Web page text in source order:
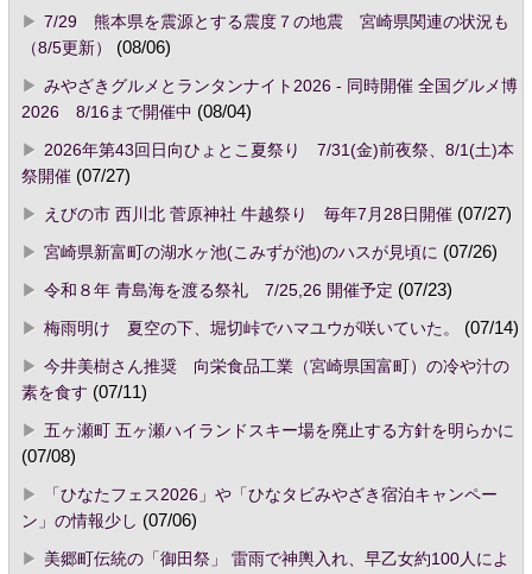
7/29 熊本県を震源とする震度７の地震 宮崎県関連の状況も
（8/5更新）
(08/06)
みやざきグルメとランタンナイト2026 - 同時開催 全国グルメ博
2026 8/16まで開催中 (08/04)
2026年第43回日向ひょとこ夏祭り 7/31(金)前夜祭、8/1(土)本
祭開催(07/27)
えびの市 西川北 菅原神社 牛越祭り 毎年7月28日開催(07/27)
宮崎県新富町の湖水ヶ池(こみずが池)のハスが見頃に (07/26)
令和８年 青島海を渡る祭礼 7/25,26 開催予定 (07/23)
梅雨明け 夏空の下、堀切峠でハマユウが咲いていた。
(07/14)
今井美樹さん推奨 向栄食品工業（宮崎県国富町）の冷や汁の
素を食す (07/11)
五ヶ瀬町 五ヶ瀬ハイランドスキー場を廃止する方針を明らかに
(07/08)
「ひなたフェス2026」や「ひなタビみやざき宿泊キャンペー
ン」の情報少し (07/06)
美郷町伝統の「御田祭」 雷雨で神輿入れ、早乙女約100人によ